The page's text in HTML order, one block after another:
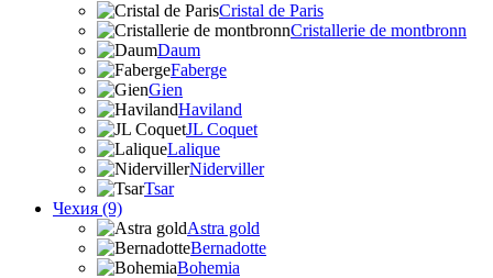
Cristal de Paris
Cristallerie de montbronn
Daum
Faberge
Gien
Haviland
JL Coquet
Lalique
Niderviller
Tsar
Чехия (9)
Astra gold
Bernadotte
Bohemia